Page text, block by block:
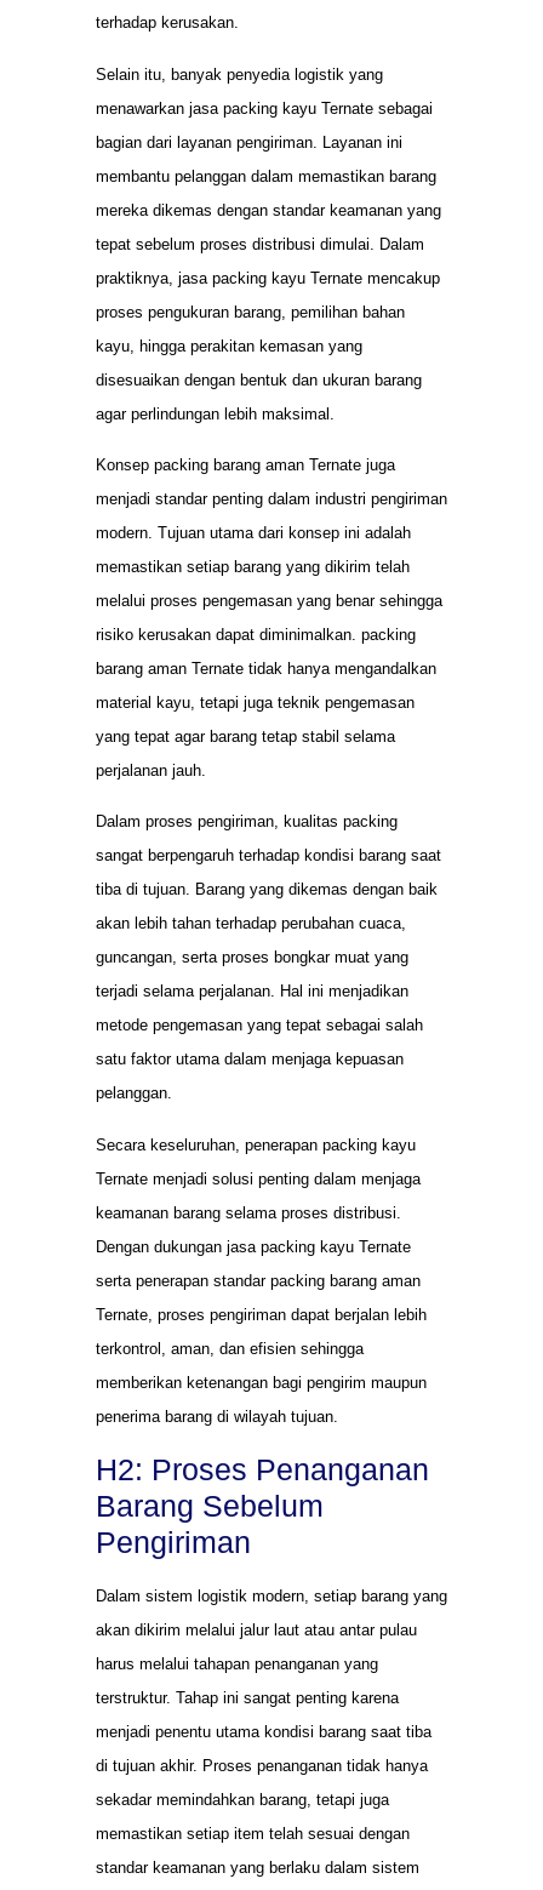
terhadap kerusakan.
Selain itu, banyak penyedia logistik yang
menawarkan jasa packing kayu Ternate sebagai
bagian dari layanan pengiriman. Layanan ini
membantu pelanggan dalam memastikan barang
mereka dikemas dengan standar keamanan yang
tepat sebelum proses distribusi dimulai. Dalam
praktiknya, jasa packing kayu Ternate mencakup
proses pengukuran barang, pemilihan bahan
kayu, hingga perakitan kemasan yang
disesuaikan dengan bentuk dan ukuran barang
agar perlindungan lebih maksimal.
Konsep packing barang aman Ternate juga
menjadi standar penting dalam industri pengiriman
modern. Tujuan utama dari konsep ini adalah
memastikan setiap barang yang dikirim telah
melalui proses pengemasan yang benar sehingga
risiko kerusakan dapat diminimalkan. packing
barang aman Ternate tidak hanya mengandalkan
material kayu, tetapi juga teknik pengemasan
yang tepat agar barang tetap stabil selama
perjalanan jauh.
Dalam proses pengiriman, kualitas packing
sangat berpengaruh terhadap kondisi barang saat
tiba di tujuan. Barang yang dikemas dengan baik
akan lebih tahan terhadap perubahan cuaca,
guncangan, serta proses bongkar muat yang
terjadi selama perjalanan. Hal ini menjadikan
metode pengemasan yang tepat sebagai salah
satu faktor utama dalam menjaga kepuasan
pelanggan.
Secara keseluruhan, penerapan packing kayu
Ternate menjadi solusi penting dalam menjaga
keamanan barang selama proses distribusi.
Dengan dukungan jasa packing kayu Ternate
serta penerapan standar packing barang aman
Ternate, proses pengiriman dapat berjalan lebih
terkontrol, aman, dan efisien sehingga
memberikan ketenangan bagi pengirim maupun
penerima barang di wilayah tujuan.
H2: Proses Penanganan
Barang Sebelum
Pengiriman
Dalam sistem logistik modern, setiap barang yang
akan dikirim melalui jalur laut atau antar pulau
harus melalui tahapan penanganan yang
terstruktur. Tahap ini sangat penting karena
menjadi penentu utama kondisi barang saat tiba
di tujuan akhir. Proses penanganan tidak hanya
sekadar memindahkan barang, tetapi juga
memastikan setiap item telah sesuai dengan
standar keamanan yang berlaku dalam sistem